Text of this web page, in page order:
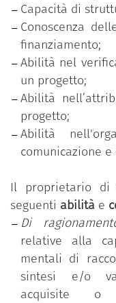
Capacità di
Conoscenza
finanziamento;
Abilità nel
un progetto;
Abilità
progetto;
Abilità
comunicazione
Il proprietario di
seguenti abilità e
Di
relative alla
mentali di
sintesi e/o
acquisite o